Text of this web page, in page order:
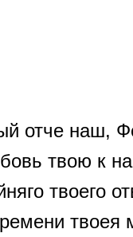
отче наш,
твою к
твоего
твоея